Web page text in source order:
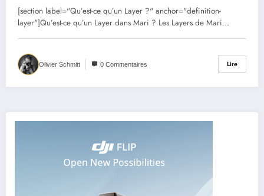
[section label="Qu’est-ce qu’un Layer ?" anchor="definition-
layer"]Qu’est-ce qu’un Layer dans Mari ? Les Layers de Mari…
Olivier Schmitt 0 Commentaires Lire